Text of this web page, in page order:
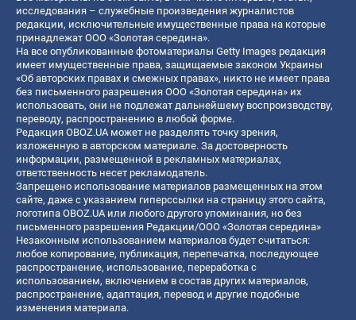
исследования – служебные произведения журналистов
редакции, исключительные имущественные права на которые
принадлежат ООО «Золотая середина».
На все опубликованные фотоматериалы Getty Images редакция
имеет имущественные права, защищаемые законом Украины
«Об авторских правах и смежных правах», никто не имеет права
без письменного разрешения ООО «Золотая середина» их
использовать, они не подлежат дальнейшему воспроизводству,
переводу, распространению в любой форме.
Редакция OBOZ.UA может не разделять точку зрения,
изложенную в авторском материале. За достоверность
информации, размещенной в рекламных материалах,
ответственность несет рекламодатель.
Запрещено использование материалов размещенных на этом
сайте, даже с указанием гиперссылки на страницу этого сайта,
логотипа OBOZ.UA или любого другого упоминания, но без
письменного разрешения Редакции/ООО «Золотая середина»
Незаконным использованием материалов будет считаться:
любое копирование, публикация, перепечатка, последующее
распространение, использование, переработка с
использованием, включением в состав других материалов,
распространение, адаптация, перевод и другие подобные
изменения материала.